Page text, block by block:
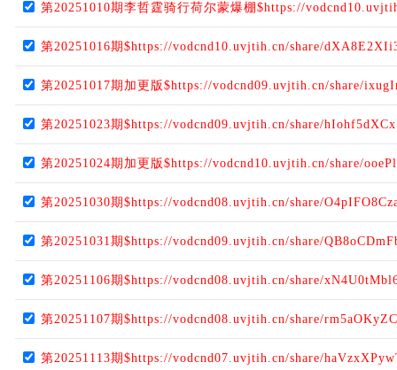
第20251010期李哲霆骑行荷尔蒙爆棚$https://
第20251016期$https://vodcnd10.uvjtih.cn/share/
第20251017期加更版$https://vodcnd09.uvjtih.cn/share/
第20251023期$https://vodcnd09.uvjtih.cn/share/hIohf5dXCx
第20251024期加更版$https://vodcnd10.uvjtih.cn/share/
第20251030期$https://vodcnd08.uvjtih.cn/share/
第20251031期$https://vodcnd09.uvjtih.cn/share/
第20251106期$https://vodcnd08.uvjtih.cn/share/
第20251107期$https://vodcnd08.uvjtih.cn/share/
第20251113期$https://vodcnd07.uvjtih.cn/share/